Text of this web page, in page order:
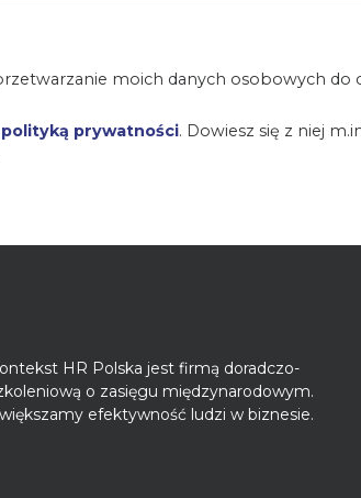
moich danych osobowych do
polityką prywatności. Dowiesz się z niej
HR Polska jest firmą doradczo-
o zasięgu międzynarodowym.
efektywność ludzi w biznesie.